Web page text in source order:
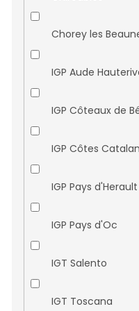
Domaine
Domaine
Domaine Jean-
Domaine Jérôme
Domaine Julien
Domaine Lasserre
Domaine Les
Domaine les
Chorey les
IGP Aude
IGP Côteaux de
IGP Côtes
IGP Pays d'Herault
IGP Pays d'Oc
IGT Salento
IGT Toscana